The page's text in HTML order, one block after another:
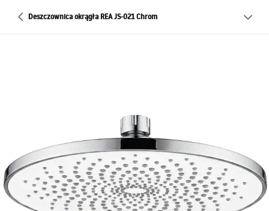
Deszczownica okrągła REA JS-021 Chrom